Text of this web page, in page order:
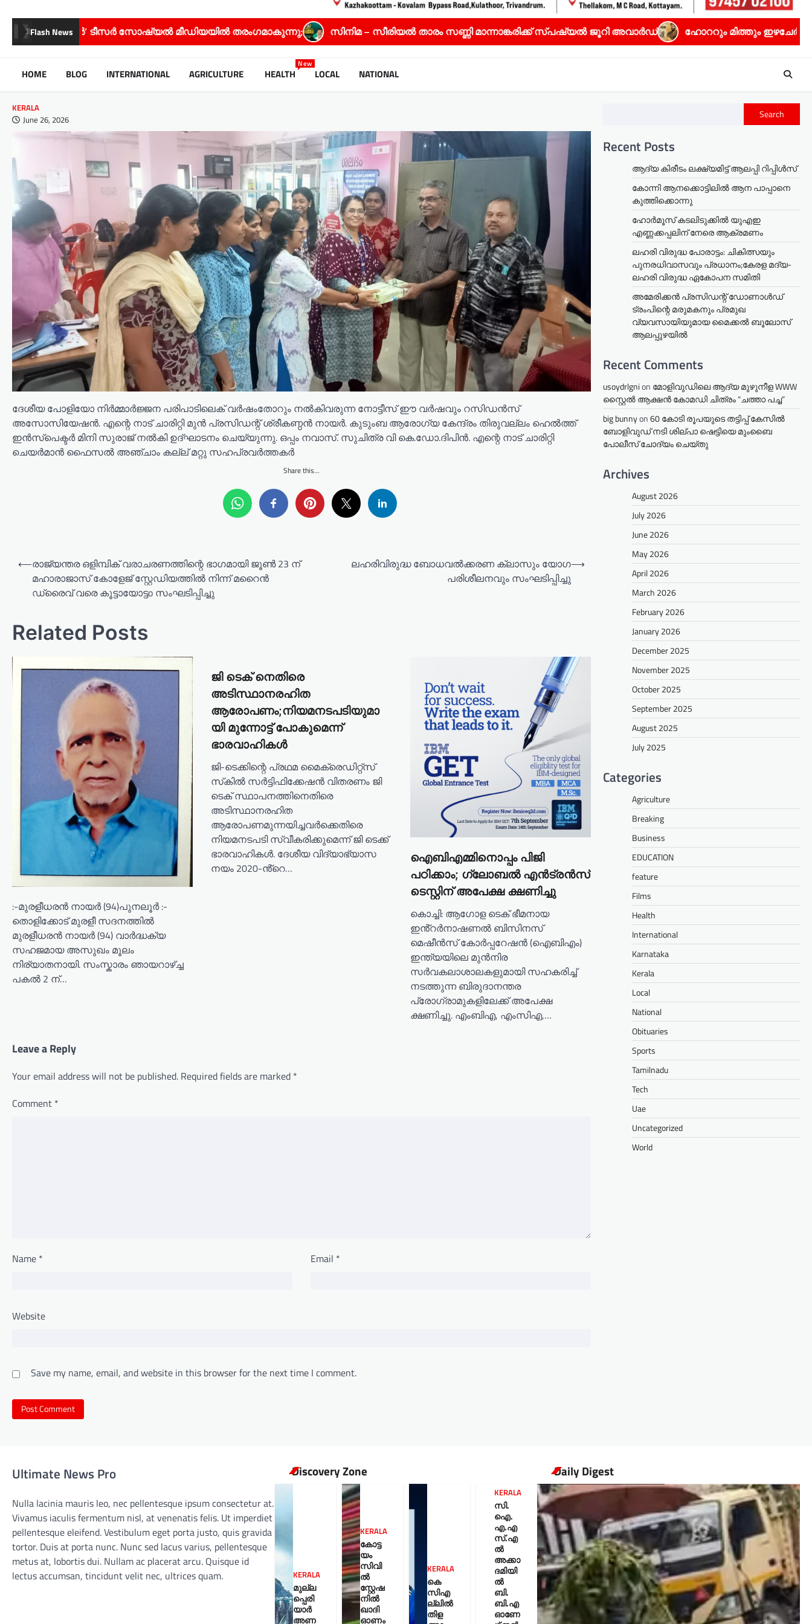
Flash News
ടീസർ സോഷ്യൽ മീഡിയയിൽ തരംഗമാകുന്നു; സിനിമ – സീരിയൽ താരം സണ്ണി മാന്നാങ്കരിക്ക് സ്പഷ്യൽ ജൂറി അവാർഡ് ഹോററും മിത്തും ഇഴചേർന്ന ധ്യാൻ
HOME BLOG INTERNATIONAL AGRICULTURE HEALTH
New
LOCAL NATIONAL
KERALA
June 26, 2026
ദേശീയ പോളിയോ നിർമ്മാർജ്ജന പരിപാടിലെക് വർഷംതോറും നൽകിവരുന്ന നോട്ടീസ് ഈ വർഷവും റസിഡൻസ്
അസോസിയേഷൻ. എന്റെ നാട് ചാരിറ്റി മുൻ പ്രസിഡന്റ് ശ്രീകണ്ഠൻ നായർ. കുടുംബ ആരോഗ്യ കേന്ദ്രം തിരുവല്ലം ഹെൽത്ത്
ഇൻസ്പെക്ടർ മിനി സുരാജ് നൽകി ഉദ്ഘാടനം ചെയ്യുന്നു. ഒപ്പം നവാസ്. സുചിത്ര വി കെ.ഡോ.ദിപിൻ. എന്റെ നാട് ചാരിറ്റി
ചെയർമാൻ ഫൈസൽ അഞ്ചാം കല്ല് മറ്റു സഹപ്രവർത്തകർ
Share this...
n
a
v
i
⟵രാജ്യന്തര ഒളിമ്പിക് വരാചരണത്തിന്റെ ഭാഗമായി ജൂൺ 23 ന്
മഹാരാജാസ് കോളേജ് സ്റ്റേഡിയത്തിൽ നിന്ന് മറൈൻ
ഡ്രൈവ് വരെ കൂട്ടായോട്ടo സംഘടിപ്പിച്ചു
ലഹരിവിരുദ്ധ ബോധവൽക്കരണ ക്ലാസും യോഗ
പരിശീലനവും സംഘടിപ്പിച്ചു
⟶
Related Posts
:-മുരളീധരൻ നായർ (94)പുനലൂർ :-
തൊളിക്കോട് മുരളീ സദനത്തിൽ
മുരളീധരൻ നായർ (94) വാർദ്ധക്യ
സഹജമായ അസുഖം മൂലം
നിര്യാതനായി. സംസ്കാരം ഞായറാഴ്ച്ച
പകൽ 2 ന്…
ജി ടെക് നെതിരെ
അടിസ്ഥാനരഹിത
ആരോപണം;നിയമനടപടിയുമാ
യി മുന്നോട്ട് പോകുമെന്ന്
ഭാരവാഹികൾ
ജി-ടെക്കിന്റെ പ്രഥമ മൈക്രെഡിറ്റ്സ്
സ്‌കിൽ സർട്ടിഫിക്കേഷൻ വിതരണം ജി
ടെക് സ്ഥാപനത്തിനെതിരെ
അടിസ്ഥാനരഹിത
ആരോപണമുന്നയിച്ചവർക്കെതിരെ
നിയമനടപടി സ്വീകരിക്കുമെന്ന് ജി ടെക്ക്
ഭാരവാഹികൾ. ദേശീയ വിദ്യാഭ്യാസ
നയം 2020-ൻ്റെ…
ഐബിഎമ്മിനൊപ്പം പിജി
പഠിക്കാം; ഗ്ലോബൽ എൻട്രൻസ്
ടെസ്റ്റിന് അപേക്ഷ ക്ഷണിച്ചു
കൊച്ചി: ആഗോള ടെക് ഭീമനായ
ഇൻ്റർനാഷണൽ ബിസിനസ്
മെഷീൻസ് കോർപ്പറേഷൻ (ഐബിഎം)
ഇന്ത്യയിലെ മുൻനിര
സർവകലാശാലകളുമായി സഹകരിച്ച്
നടത്തുന്ന ബിരുദാനന്തര
പ്രോഗ്രാമുകളിലേക്ക് അപേക്ഷ
ക്ഷണിച്ചു. എംബിഎ, എംസിഎ,…
Leave a Reply
Your email address will not be published. Required fields are marked *
Comment *
Name * Email *
Website
Save my name, email, and website in this browser for the next time I comment.
Search
Recent Posts
ആദ്യ കിരീടം ലക്ഷ്യമിട്ട് ആലപ്പി റിപ്പിൾസ്
കോന്നി ആനക്കൊട്ടിലിൽ ആന പാപ്പാനെ
കുത്തിക്കൊന്നു
ഹോർമൂസ് കടലിടുക്കിൽ യുഎഇ
എണ്ണക്കപ്പലിന് നേരെ ആക്രമണം
ലഹരി വിരുദ്ധ പോരാട്ടം: ചികിത്സയും
പുനരധിവാസവും പ്രധാനം;കേരള മദ്യ-
ലഹരി വിരുദ്ധ ഏകോപന സമിതി
അമേരിക്കൻ പ്രസിഡന്റ് ഡോണാൾഡ്
ട്രംപിന്റെ മരുമകനും പ്രമുഖ
വ്യവസായിയുമായ മൈക്കൽ ബൂലോസ്
ആലപ്പുഴയിൽ
Recent Comments
usoydrlgnion മോളിവുഡിലെ ആദ്യ മുഴുനീള WWW
സ്റ്റൈൽ ആക്ഷൻ കോമഡി ചിത്രം “ചത്താ പച്ച”
big bunnyon60 കോടി രൂപയുടെ തട്ടിപ്പ് കേസിൽ
ബോളിവുഡ് നടി ശില്പാ ഷെട്ടിയെ മുംബൈ
പോലീസ് ചോദ്യം ചെയ്തു
Archives
August 2026
July 2026
June 2026
May 2026
April 2026
March 2026
February 2026
January 2026
December 2025
November 2025
October 2025
September 2025
August 2025
July 2025
Categories
Agriculture
Breaking
Business
EDUCATION
feature
Films
Health
International
Karnataka
Kerala
Local
National
Obituaries
Sports
Tamilnadu
Tech
Uae
Uncategorized
World
Ultimate News Pro
Nulla lacinia mauris leo, nec pellentesque ipsum consectetur at.
Vivamus iaculis fermentum nisl, at venenatis felis. Ut imperdiet
pellentesque eleifend. Vestibulum eget porta justo, quis gravida
tortor. Duis at porta nunc. Nunc sed lacus varius, pellentesque
metus at, lobortis dui. Nullam ac placerat arcu. Quisque id
lectus accumsan, tincidunt velit nec, ultrices quam.
Discovery Zone
KERALA
മുല്ല
പ്പെരി
യാര്‍
അണ
KERALA
കോട്ട
യം
സിവി
ൽ
സ്റ്റേഷ
നിൽ
ഖാദി
ഓണം
KERALA
കെ
സിഎ
ല്ലിൽ
തിള
KERALA
സി.
ഐ.
എ.എ
സ്.എ
ൽ
അക്കാ
ദമിയി
ൽ
ബി.
ബി.എ
ഓണേ
Daily Digest
KERALA UNCATEGORIZED